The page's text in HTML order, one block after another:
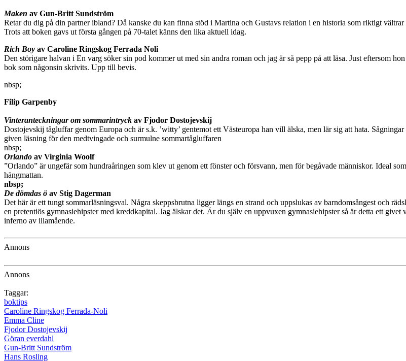
Maken av Gun-Britt Sundström
Retar du dig på din partner ibland? Då kanske du kan finna stöd i Martina och Gustavs relation i en historia som riktigt vältrar
Trots att boken gavs ut första gången på 70-talet känns den lika aktuell idag.
Rich Boy av Caroline Ringskog Ferrada Noli
Den störigare halvan i En varg söker sin pod kommer ut med sin andra roman och jag är så pepp på att läsa. Just eftersom
bok som någonsin skrivits. Upp till bevis.
nbsp;
Filip Garpenby
Vinteranteckningar om sommarintryck av Fjodor Dostojevskij
Dostojevskij tågluffar genom Europa och är s.k. ’witty’ gentemot ett Västeuropa han vill älska, men lär sig att hata.
given läsning för den medtvingade och surmulne sommartågluffaren
nbsp;
Orlando av Virginia Woolf
”Orlando” är ungefär som hundraåringen som klev ut genom ett fönster och försvann, men för begåvade människor. Ideal
hängmattan.
nbsp;
De dömdas ö av Stig Dagerman
Det här är ett tungt sommarläsningsval. Några skeppsbrutna ligger längs en strand och uppslukas av barndomsångest och
en pretentiös gymnasiehipster med kreddkapital. Jag älskar det. Är du själv en uppvuxen gymnasiehipster så är detta ett
inferno av illamående.
Annons
Annons
Taggar:
boktips
Caroline Ringskog Ferrada-Noli
Emma Cline
Fjodor Dostojevskij
Göran everdahl
Gun-Britt Sundström
Hans Rosling